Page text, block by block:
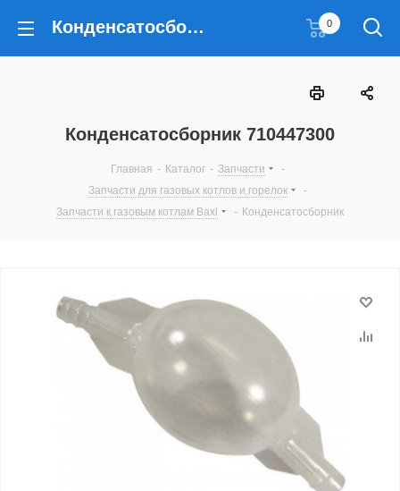
Конденсатосборник 710447300 0
Конденсатосборник 710447300
Главная - Каталог - Запчасти
-
Запчасти для газовых котлов и горелок
-
Запчасти к газовым котлам Baxi
- Конденсатосборник